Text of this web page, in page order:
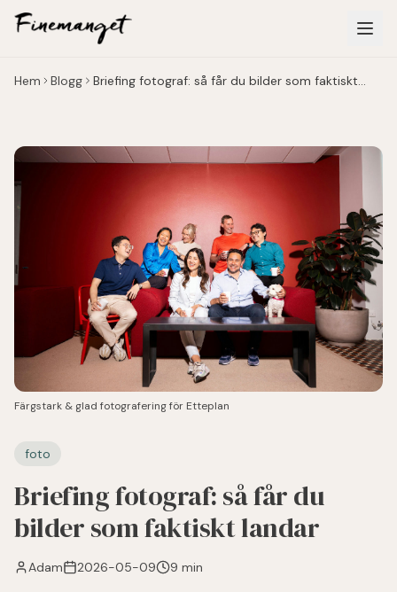
Hoppa till huvudinnehåll
Hem Blogg
Briefing fotograf: så får du bilder som faktiskt
Färgstark & glad fotografering för Etteplan
foto
Briefing fotograf: så får du
bilder som faktiskt landar
Adam 2026-05-09 9 min